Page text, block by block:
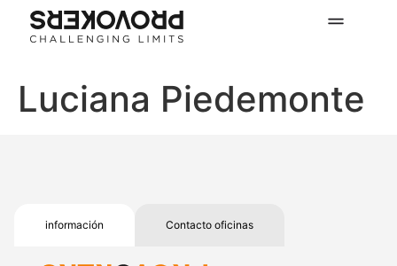
Luciana Piedemonte
información Contacto oficinas